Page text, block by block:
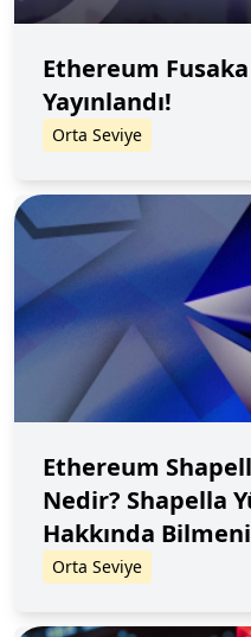
Ethereum
Yayınlandı!
Orta Seviye
Ethereum
Nedir? Shapella
Hakkında
Orta Seviye